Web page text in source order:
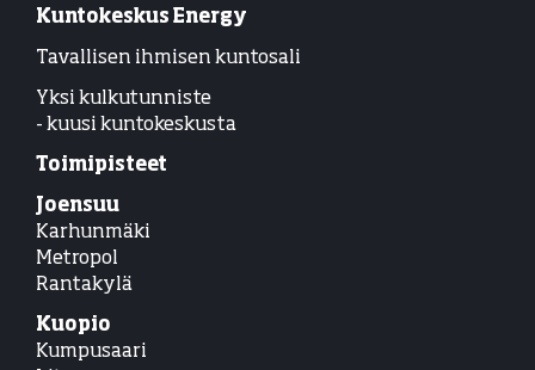
Kuntokeskus Energy
Tavallisen ihmisen kuntosali
Yksi kulkutunniste
- kuusi kuntokeskusta
Toimipisteet
Joensuu
Karhunmäki
Metropol
Rantakylä
Kuopio
Kumpusaari